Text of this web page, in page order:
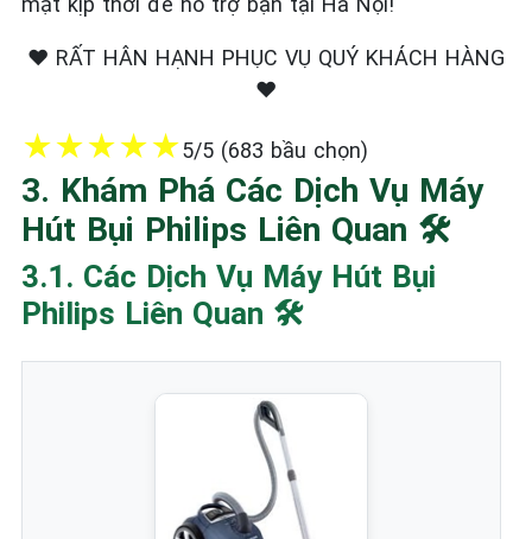
❤️ RẤT HÂN HẠNH PHỤC VỤ QUÝ KHÁCH HÀNG
❤️
★★★★★5/5 (683 bầu chọn)
3. Khám Phá Các Dịch Vụ Máy
Hút Bụi Philips Liên Quan 🛠️
3.1. Các Dịch Vụ Máy Hút Bụi
Philips Liên Quan 🛠️